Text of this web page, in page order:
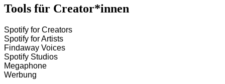
Tools für Creator*innen
Spotify for Creators
Spotify for Artists
Findaway Voices
Spotify Studios
Megaphone
Werbung